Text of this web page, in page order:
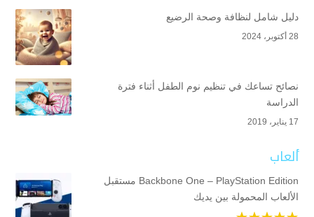
دليل شامل لنظافة وصحة الرضيع
28 أكتوبر، 2024
نصائح تساعك في تنظيم نوم الطفل أثناء فترة
الدراسة
17 يناير، 2019
ألعاب
Backbone One – PlayStation Edition مستقبل
الألعاب المحمولة بين يديك